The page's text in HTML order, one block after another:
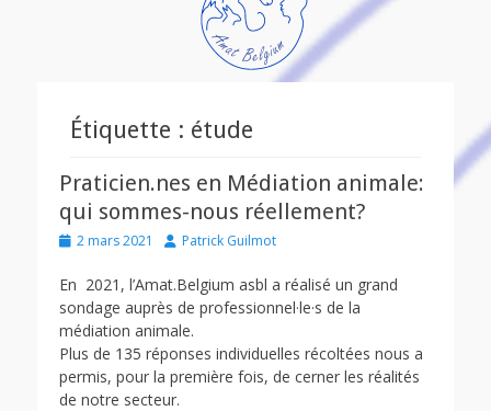
Étiquette : étude
Praticien.nes en Médiation animale:
qui sommes-nous réellement?
Posted
2 mars 2021 AuthorPatrick Guilmot
En 2021, l’Amat.Belgium asbl a réalisé un grand
sondage auprès de professionnel·le·s de la
médiation animale.
Plus de 135 réponses individuelles récoltées nous a
permis, pour la première fois, de cerner les réalités
de notre secteur.